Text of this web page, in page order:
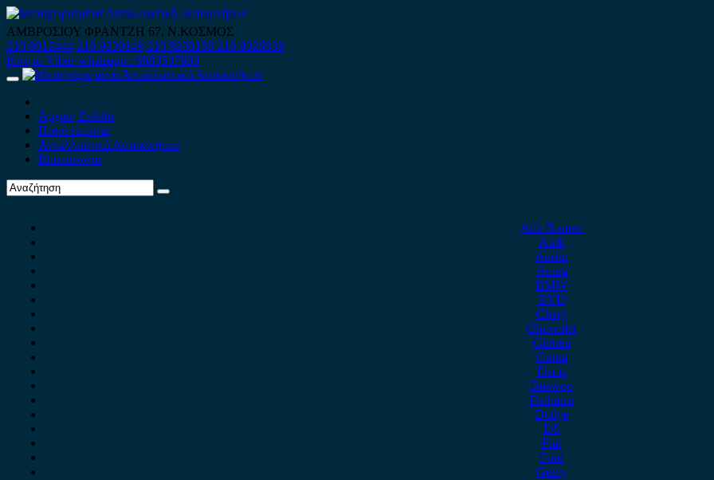
Skip
to
content
ΑΜΒΡΟΣΙΟΥ ΦΡΑΝΤΖΗ 67, Ν.ΚΟΣΜΟΣ
210 9012444 210 9239148 210 9238158 210 9026839
Κινητό-Viber-whatsapp : 6980507900
Primary
Αρχική Σελίδα
Ποιοί είμαστε
Ανταλλακτικά Αυτοκινήτων
Επικοινωνία
Alfa Romeo
Audi
Austin
Acura
BMW
BYD
Chery
Chevrolet
Citroen
Cupra
Dacia
Daewoo
Daihatsu
Dodge
DS
Fiat
Ford
Geely